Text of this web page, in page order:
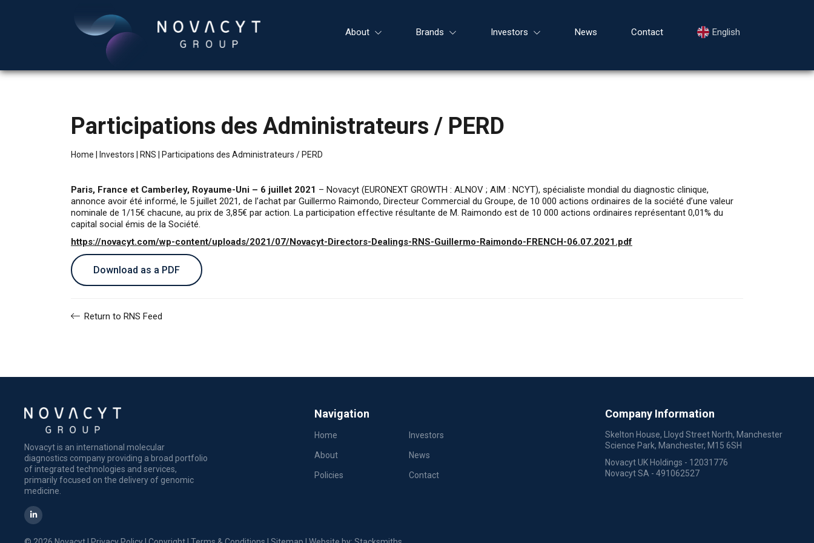
About Brands Investors News Contact English
Participations des Administrateurs / PERD
Home Investors RNS Participations des Administrateurs / PERD
Paris, France et Camberley, Royaume-Uni – 6 juillet 2021 – Novacyt (EURONEXT GROWTH : ALNOV ; AIM : NCYT), spécialiste mondial du diagnostic clinique,
annonce avoir été informé, le 5 juillet 2021, de l’achat par Guillermo Raimondo, Directeur Commercial du Groupe, de 10 000 actions ordinaires de la société d’une valeur
nominale de 1/15€ chacune, au prix de 3,85€ par action. La participation effective résultante de M. Raimondo est de 10 000 actions ordinaires représentant 0,01% du
capital social émis de la Société.
https://novacyt.com/wp-content/uploads/2021/07/Novacyt-Directors-Dealings-RNS-Guillermo-Raimondo-FRENCH-06.07.2021.pdf
Download as a PDF
Return to RNS Feed
Novacyt is an international molecular
diagnostics company providing a broad portfolio
of integrated technologies and services,
primarily focused on the delivery of genomic
medicine.
Navigation
Home Investors
About News
Policies Contact
Company Information
Skelton House, Lloyd Street North, Manchester
Science Park, Manchester, M15 6SH
Novacyt UK Holdings - 12031776
Novacyt SA - 491062527